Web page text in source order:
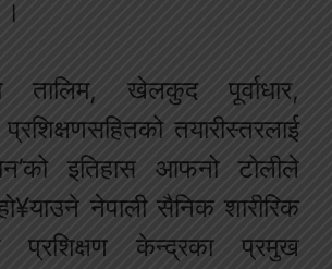
तालिम, खेलकुद पूर्वाधार,
तयारीस्तरलाई
इतिहास आफनो टोलीले
नेपाली सैनिक शारीरिक
प्रशिक्षण केन्द्रका प्रमुख